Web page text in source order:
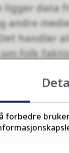
ligger data
andre
handler
folk
i
preget
forbedre